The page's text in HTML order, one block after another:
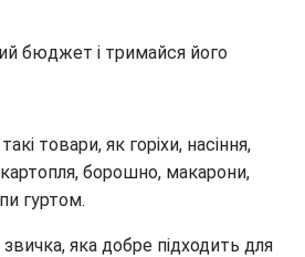
бюджет і тримайся його
товари, як горіхи, насіння,
борошно, макарони,
гуртом.
яка добре підходить для